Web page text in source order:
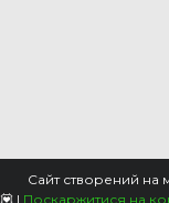
Сайт створений на
💟TALLA💟 | Поскаржитися на